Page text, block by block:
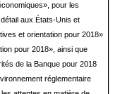
pour les
aux États-Unis et
et orientation pour 2018»
pour 2018», ainsi que
de la Banque pour 2018
réglementaire